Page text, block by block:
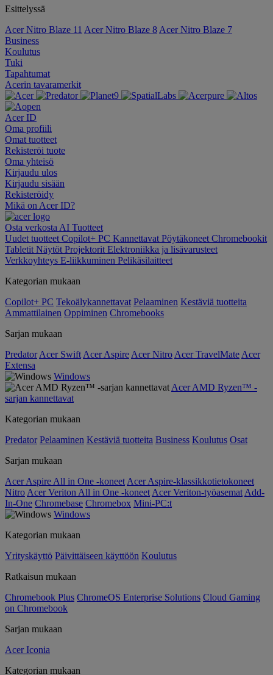
Esittelyssä
Acer Nitro Blaze 11 Acer Nitro Blaze 8 Acer Nitro Blaze 7
Business
Koulutus
Tuki
Tapahtumat
Acerin tavaramerkit
Acer ID
Oma profiili
Omat tuotteet
Rekisteröi tuote
Oma yhteisö
Kirjaudu ulos
Kirjaudu sisään
Rekisteröidy
Mikä on Acer ID?
Osta verkosta AI Tuotteet
Uudet tuotteet Copilot+ PC Kannettavat Pöytäkoneet Chromebookit
Tabletit Näytöt Projektorit Elektroniikka ja lisävarusteet
Verkkoyhteys E-liikkuminen Pelikäsilaitteet
Kategorian mukaan
Copilot+ PC Tekoälykannettavat Pelaaminen Kestäviä tuotteita
Ammattilainen Oppiminen Chromebooks
Sarjan mukaan
Predator Acer Swift Acer Aspire Acer Nitro Acer TravelMate Acer
Extensa
Windows
Acer AMD Ryzen™ -
sarjan kannettavat
Kategorian mukaan
Predator Pelaaminen Kestäviä tuotteita Business Koulutus Osat
Sarjan mukaan
Acer Aspire All in One -koneet Acer Aspire-klassikkotietokoneet
Nitro Acer Veriton All in One -koneet Acer Veriton-työasemat Add-
In-One Chromebase Chromebox Mini-PC:t
Windows
Kategorian mukaan
Yrityskäyttö Päivittäiseen käyttöön Koulutus
Ratkaisun mukaan
Chromebook Plus ChromeOS Enterprise Solutions Cloud Gaming
on Chromebook
Sarjan mukaan
Acer Iconia
Kategorian mukaan